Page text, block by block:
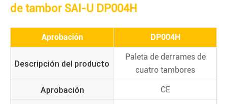
de tambor SAI-U DP004H
Aprobación DP004H
Descripción del producto
Paleta de derrames de
cuatro tambores
Aprobación CE